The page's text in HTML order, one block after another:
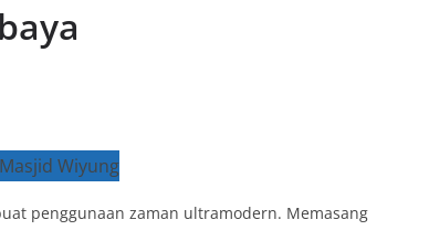
penggunaan zaman ultramodern. Memasang